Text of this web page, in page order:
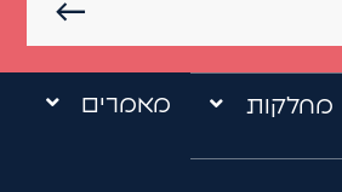
מחלקות מאמרים